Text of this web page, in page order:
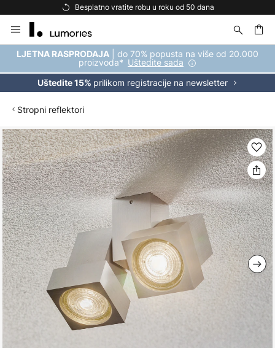
Besplatno vratite robu u roku od 50 dana
to
Content
LJETNA RASPRODAJA | do 70% popusta na više od 20.000
proizvoda* Uštedite sada
Uštedite 15% prilikom registracije na newsletter
Stropni reflektori
Skip
to
the
end
of
the
images
gallery